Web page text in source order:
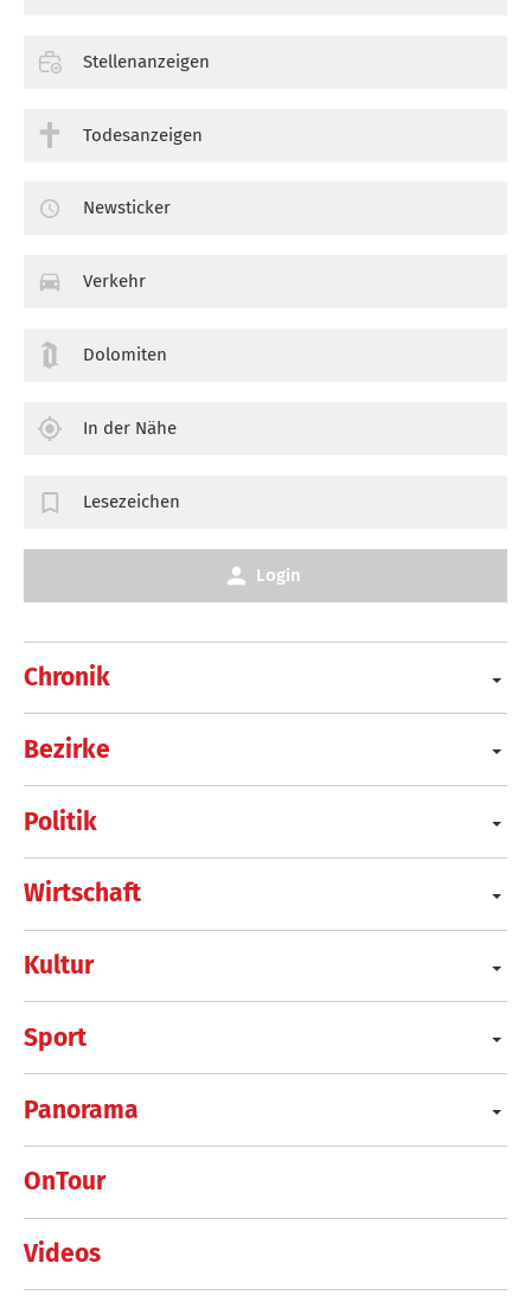
Chronik
Bezirke
Politik
Wirtschaft
Kultur
Sport
Panorama
OnTour
Videos
Stellenanzeigen
Todesanzeigen
Newsticker
Verkehr
Dolomiten
In der Nähe
Lesezeichen
Login